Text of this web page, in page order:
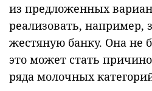
из предложенных
реализовать, например,
жестяную банку. Она не
это может стать
ряда молочных